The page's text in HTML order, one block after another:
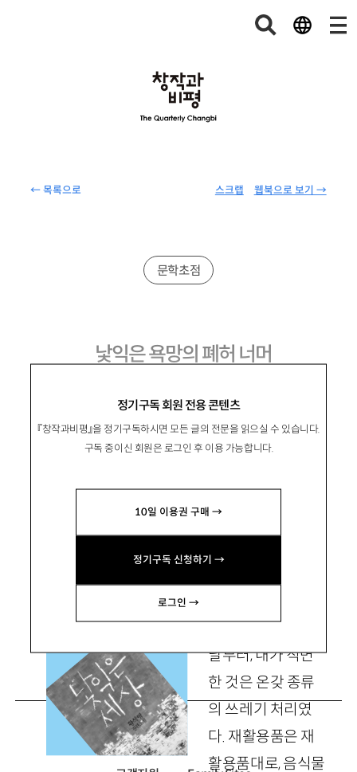
← 목록으로 웹북으로 보기 →
스크랩
정기구독 회원 전용 콘텐츠
『창작과비평』을 정기구독하시면 모든 글의 전문을 읽으실 수 있습니다.
구독 중이신 회원은 로그인 후 이용 가능합니다.
10일 이용권 구매 →
정기구독 신청하기 →
로그인 →
문학초점
낯익은 욕망의 폐허 너머
鄭智我
소설가. 장편소설 『빨치산의 딸』, 소설집 『행복』
시골로 내려온 다음
날부터, 내가 직면
한 것은 온갖 종류
의 쓰레기 처리였
다. 재활용품은 재
활용품대로, 음식물